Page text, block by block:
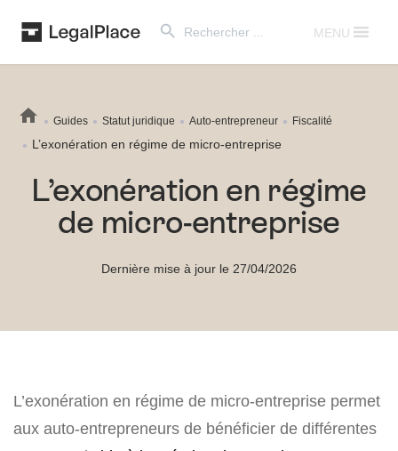
for:
MENU
Guides Statut juridique Auto-entrepreneur Fiscalité
L’exonération en régime de micro-entreprise
L’exonération en régime
de micro-entreprise
Dernière mise à jour le 27/04/2026
L’exonération en régime de micro-entreprise permet
aux auto-entrepreneurs de bénéficier de différentes